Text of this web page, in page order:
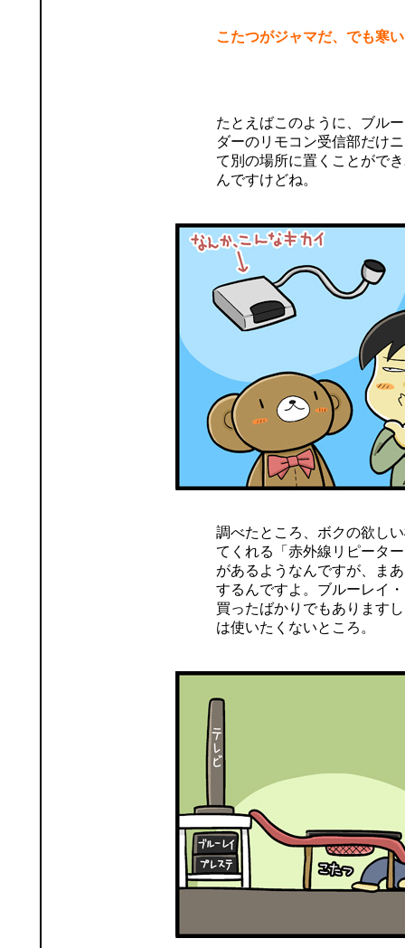
こたつがジャマだ、でも寒い
たとえばこのように、ブル
ダーのリモコン受信部だけ
て別の場所に置くことがで
んですけどね。
調べたところ、ボクの欲し
てくれる「赤外線リピータ
があるようなんですが、ま
するんですよ。ブルーレイ
買ったばかりでもあります
は使いたくないところ。